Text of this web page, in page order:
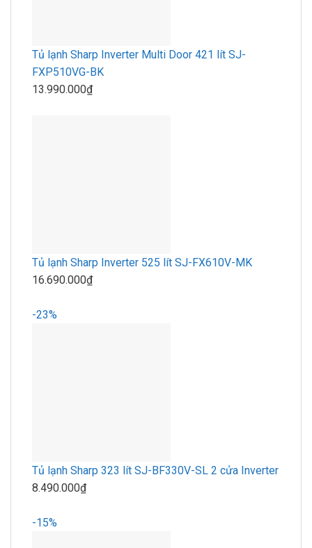
Tủ lạnh Sharp Inverter Multi Door 421 lít SJ-
FXP510VG-BK
13.990.000₫
Tủ lạnh Sharp Inverter 525 lít SJ-FX610V-MK
16.690.000₫
-23%
Tủ lạnh Sharp 323 lít SJ-BF330V-SL 2 cửa Inverter
8.490.000₫
-15%